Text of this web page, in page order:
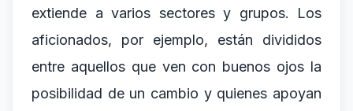
extiende a varios sectores y grupos. Los
aficionados, por ejemplo, están divididos
entre aquellos que ven con buenos ojos la
posibilidad de un cambio y quienes apoyan